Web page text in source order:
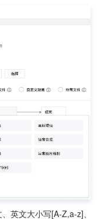
英文大小写[A-Z,a-z]、